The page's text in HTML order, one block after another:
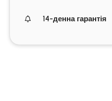
14-денна гарантія